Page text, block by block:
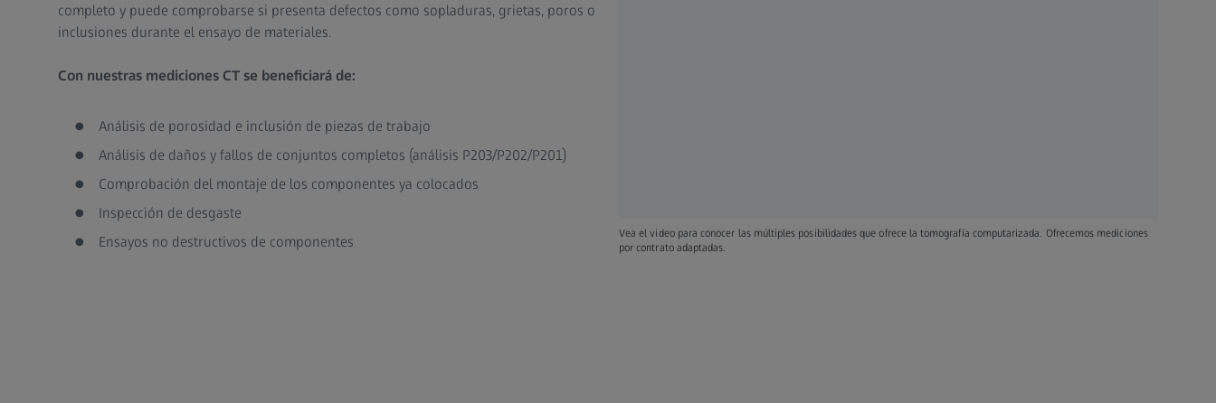
Vea el video para conocer las múltiples posibilidades que ofrece la tomografía computarizada. Ofrecemos mediciones
por contrato adaptadas.
completo y puede comprobarse si presenta defectos como sopladuras, grietas, poros o
inclusiones durante el ensayo de materiales.
Con nuestras mediciones CT se beneficiará de:
Análisis de porosidad e inclusión de piezas de trabajo
Análisis de daños y fallos de conjuntos completos (análisis P203/P202/P201)
Comprobación del montaje de los componentes ya colocados
Inspección de desgaste
Ensayos no destructivos de componentes